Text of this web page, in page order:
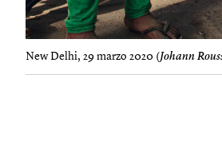
New Delhi, 29 marzo 2020 (Johann